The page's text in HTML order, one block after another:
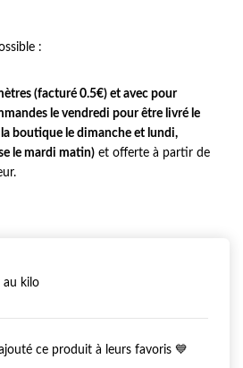
:
(facturé 0.5€) et avec pour
le vendredi pour être livré le
boutique le dimanche et lundi,
le mardi matin) et offerte à partir de
au kilo
ce produit à leurs favoris 💙